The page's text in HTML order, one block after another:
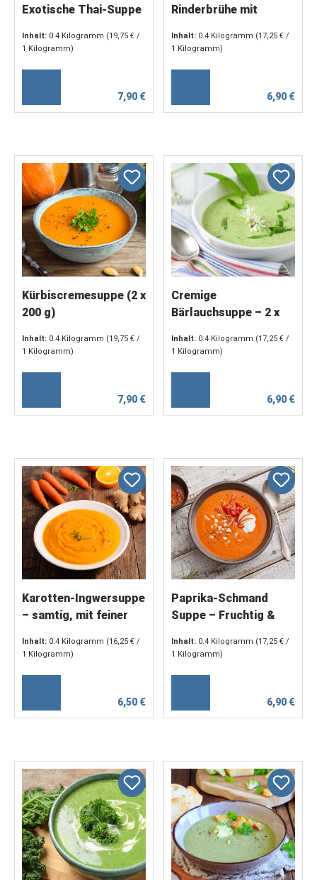
Exotische Thai-Suppe
Hühnerfleisch (2 x 200
Inhalt: 0.4 Kilogramm (19,75 € /
1 Kilogramm)
7,90 €
Rinderbrühe mit
x 200 g)
Inhalt: 0.4 Kilogramm (17,25 € /
1 Kilogramm)
6,90 €
Kürbiscremesuppe (2 x
200 g)
Inhalt: 0.4 Kilogramm (19,75 € /
1 Kilogramm)
7,90 €
Cremige
Bärlauchsuppe – 2 x
Inhalt: 0.4 Kilogramm (17,25 € /
1 Kilogramm)
6,90 €
Karotten-Ingwersuppe
– samtig, mit feiner
Inhalt: 0.4 Kilogramm (16,25 € /
1 Kilogramm)
6,50 €
Paprika-Schmand
Suppe – Fruchtig &
Paprikaaroma (2 x 200
Inhalt: 0.4 Kilogramm (17,25 € /
1 Kilogramm)
6,90 €